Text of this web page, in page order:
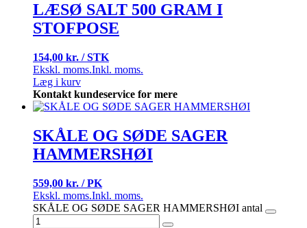
LÆSØ SALT 500 GRAM I
STOFPOSE
154,00 kr. / STK
Ekskl. moms.Inkl. moms.
Læg i kurv
Kontakt kundeservice for mere
SKÅLE OG SØDE SAGER
HAMMERSHØI
559,00 kr. / PK
Ekskl. moms.Inkl. moms.
SKÅLE OG SØDE SAGER HAMMERSHØI antal